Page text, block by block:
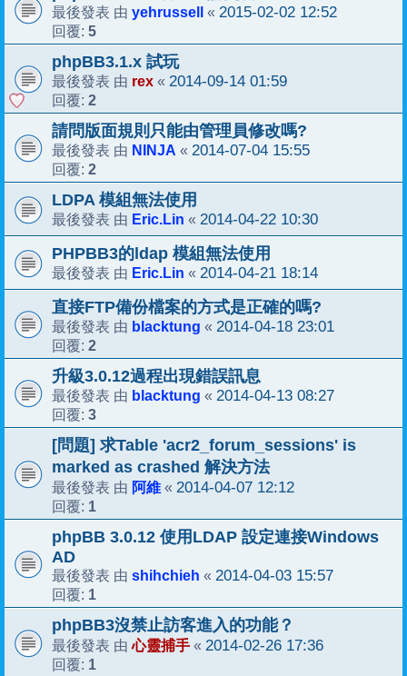
最後發表 由 yehrussell « 2015-02-02 12:52
回覆: 5
phpBB3.1.x 試玩
最後發表 由 rex « 2014-09-14 01:59
回覆: 2
請問版面規則只能由管理員修改嗎?
最後發表 由 NINJA « 2014-07-04 15:55
回覆: 2
LDPA 模組無法使用
最後發表 由 Eric.Lin « 2014-04-22 10:30
PHPBB3的ldap 模組無法使用
最後發表 由 Eric.Lin « 2014-04-21 18:14
直接FTP備份檔案的方式是正確的嗎?
最後發表 由 blacktung « 2014-04-18 23:01
回覆: 2
升級3.0.12過程出現錯誤訊息
最後發表 由 blacktung « 2014-04-13 08:27
回覆: 3
[問題] 求Table 'acr2_forum_sessions' is
marked as crashed 解決方法
最後發表 由 阿維 « 2014-04-07 12:12
回覆: 1
phpBB 3.0.12 使用LDAP 設定連接Windows
AD
最後發表 由 shihchieh « 2014-04-03 15:57
回覆: 1
phpBB3沒禁止訪客進入的功能？
最後發表 由心靈捕手 « 2014-02-26 17:36
回覆: 1